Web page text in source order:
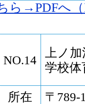
ら→PDFへ（
NO.14
上ノ
学校体
所在
〒